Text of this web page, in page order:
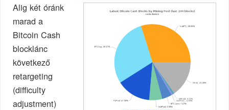
Alig két óránk
marad a
Bitcoin Cash
blocklánc
következő
retargeting
(difficulty
adjustment)